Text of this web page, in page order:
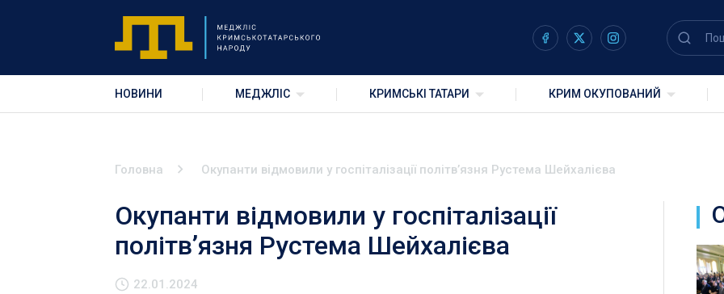
НОВИНИ МЕДЖЛІС КРИМСЬКІ ТАТАРИ КРИМ ОКУПОВАНИЙ
Головна Окупанти відмовили у госпіталізації політвʼязня Рустема Шейхалієва
Окупанти відмовили у госпіталізації
політвʼязня Рустема Шейхалієва
22.01.2024